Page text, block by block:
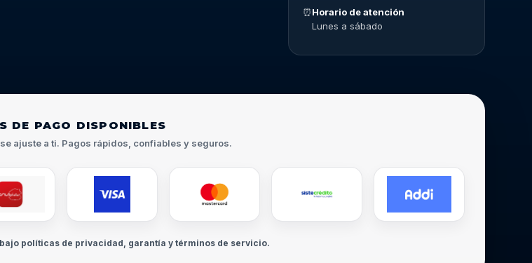
⏰Horario de atención
Lunes a sábado
DE PAGO DISPONIBLES
ajuste a ti. Pagos rápidos, confiables y seguros.
bajo políticas de privacidad, garantía y términos de servicio.